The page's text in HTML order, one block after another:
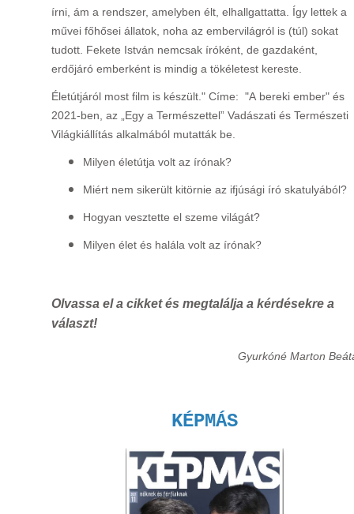
írni, ám a rendszer, amelyben élt, elhallgattatta. Így lettek a
művei főhősei állatok, noha az embervilágról is (túl) sokat
tudott. Fekete István nemcsak íróként, de gazdaként,
erdőjáró emberként is mindig a tökéletest kereste.
Életútjáról most film is készült." Címe: "A bereki ember" és
2021-ben, az„Egy a Természettel” Vadászati és Természeti
Világkiállítás alkalmából mutatták be.
Milyen életútja volt az írónak?
Miért nem sikerült kitörnie az ifjúsági író skatulyából?
Hogyan vesztette el szeme világát?
Milyen élet és halála volt az írónak?
Olvassa el a cikket és megtalálja a kérdésekre a
választ!
Gyurkóné Marton
KÉPMÁS